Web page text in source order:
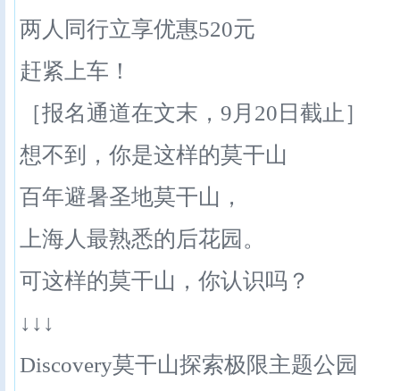
两人同行立享优惠520元
赶紧上车！
［报名通道在文末，9月20日截止］
想不到，你是这样的莫干山
百年避暑圣地莫干山，
上海人最熟悉的后花园。
可这样的莫干山，你认识吗？
↓↓↓
Discovery莫干山探索极限主题公园